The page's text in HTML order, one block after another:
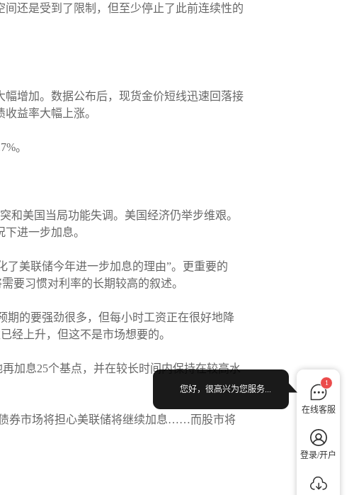
还是受到了限制，但至少停止了此前连续性的
增加。数据公布后，现货金价短线迅速回落接
益率大幅上涨。
。
和美国当局功能失调。美国经济仍举步维艰。
进一步加息。
了美联储今年进一步加息的理由”。更重要的
要习惯对利率的长期较高的叙述。
期的要强劲很多，但每小时工资正在很好地降
经上升，但这不是市场想要的。
加息25个基点，并在较长时间内保持在较高水
债券市场将担心美联储将继续加息……而股市将
1
在线客服
登录/开户
您好，很高兴为您服务...